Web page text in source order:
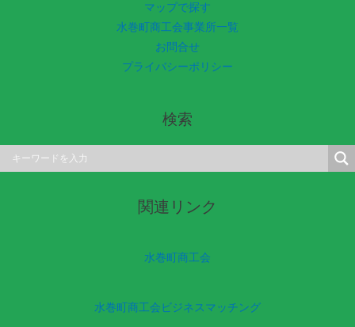
マップで探す
水巻町商工会事業所一覧
お問合せ
プライバシーポリシー
検索
関連リンク
水巻町商工会
水巻町商工会ビジネスマッチング